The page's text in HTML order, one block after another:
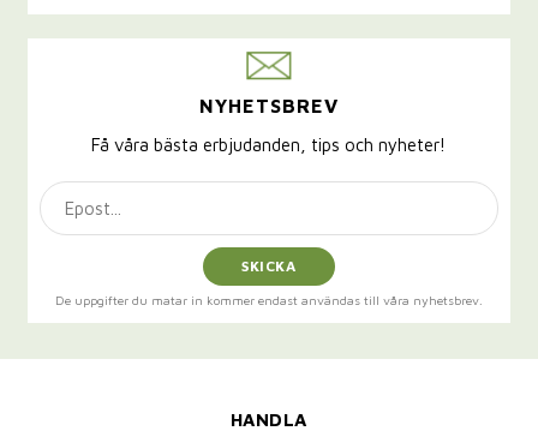
NYHETSBREV
Få våra bästa erbjudanden, tips och nyheter!
SKICKA
De uppgifter du matar in kommer endast användas till våra nyhetsbrev.
HANDLA